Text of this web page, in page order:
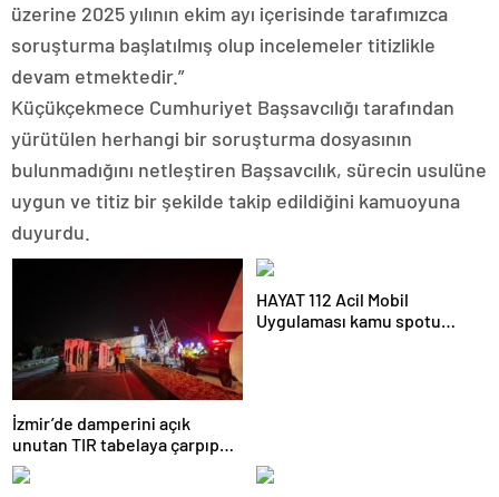
üzerine 2025 yılının ekim ayı içerisinde tarafımızca
soruşturma başlatılmış olup incelemeler titizlikle
devam etmektedir.”
Küçükçekmece Cumhuriyet Başsavcılığı tarafından
yürütülen herhangi bir soruşturma dosyasının
bulunmadığını netleştiren Başsavcılık, sürecin usulüne
uygun ve titiz bir şekilde takip edildiğini kamuoyuna
duyurdu.
İzmir’de damperini açık
unutan TIR tabelaya çarpıp
devrildi: 1 yaralı
HAYAT 112 Acil Mobil
Uygulaması kamu spotu